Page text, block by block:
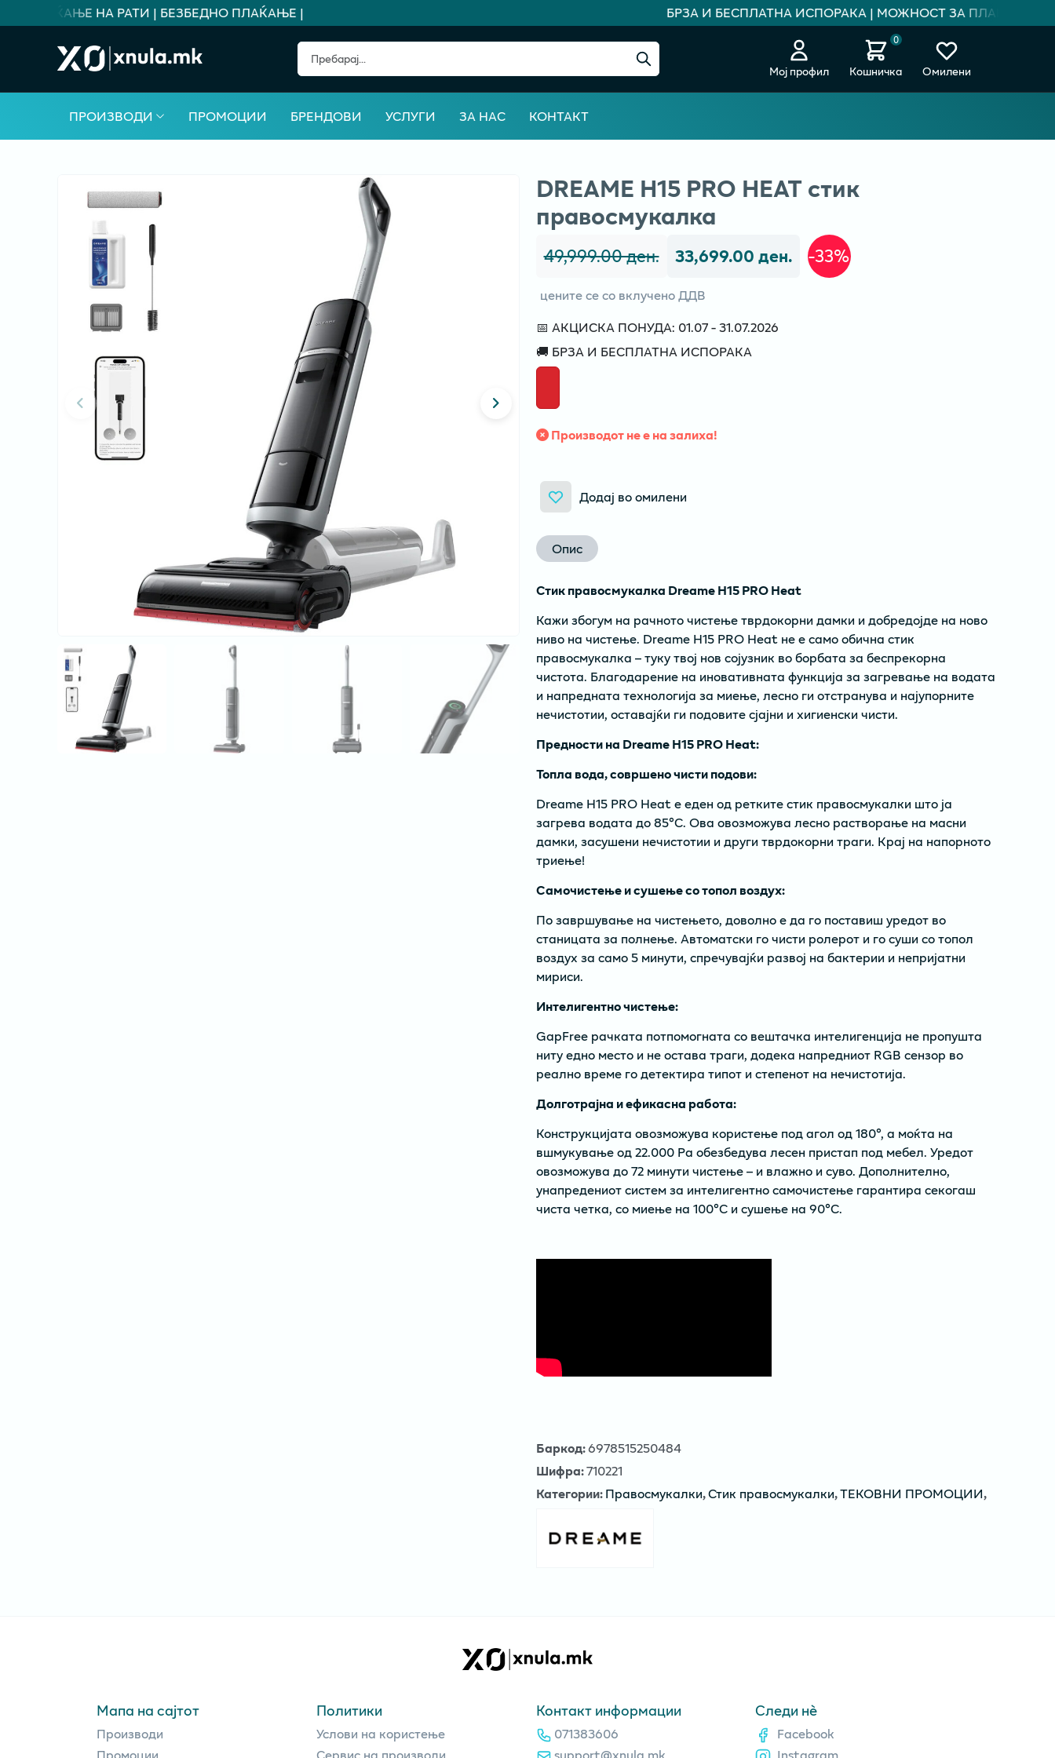
ПЛАЌАЊЕ НА РАТИ | БЕЗБЕДНО ПЛАЌАЊЕ | БРЗА И БЕСПЛАТНА ИСПОРАКА | МОЖНОСТ ЗА ПЛАЌАЊЕ НА
Мој профил
0
Кошничка Омилени
ПРОИЗВОДИ ПРОМОЦИИ БРЕНДОВИ УСЛУГИ ЗА НАС КОНТАКТ
DREAME H15 PRO HEAT стик
правосмукалка
49,999.00 ден. 33,699.00 ден. -33%
цените се со вклучено ДДВ
📅 АКЦИСКА ПОНУДА: 01.07 - 31.07.2026
🚚 БРЗА И БЕСПЛАТНА ИСПОРАКА
Производот не е на залиха!
Додај во омилени
Опис
Стик правосмукалка Dreame H15 PRO Heat
Кажи збогум на рачното чистење тврдокорни дамки и добредојде на ново
ниво на чистење. Dreame H15 PRO Heat не е само обична стик
правосмукалка – туку твој нов сојузник во борбата за беспрекорна
чистота. Благодарение на иновативната функција за загревање на водата
и напредната технологија за миење, лесно ги отстранува и најупорните
нечистотии, оставајќи ги подовите сјајни и хигиенски чисти.
Предности на Dreame H15 PRO Heat:
Топла вода, совршено чисти подови:
Dreame H15 PRO Heat е еден од ретките стик правосмукалки што ја
загрева водата до 85°C. Ова овозможува лесно растворање на масни
дамки, засушени нечистотии и други тврдокорни траги. Крај на напорното
триење!
Самочистење и сушење со топол воздух:
По завршување на чистењето, доволно е да го поставиш уредот во
станицата за полнење. Автоматски го чисти ролерот и го суши со топол
воздух за само 5 минути, спречувајќи развој на бактерии и непријатни
мириси.
Интелигентно чистење:
GapFree рачката потпомогната со вештачка интелигенција не пропушта
ниту едно место и не остава траги, додека напредниот RGB сензор во
реално време го детектира типот и степенот на нечистотија.
Долготрајна и ефикасна работа:
Конструкцијата овозможува користење под агол од 180°, а моќта на
вшмукување од 22.000 Pa обезбедува лесен пристап под мебел. Уредот
овозможува до 72 минути чистење – и влажно и суво. Дополнително,
унапредениот систем за интелигентно самочистење гарантира секогаш
чиста четка, со миење на 100°C и сушење на 90°C.
Баркод:6978515250484
Шифра:710221
Категории:Правосмукалки,Стик правосмукалки,ТЕКОВНИ ПРОМОЦИИ,
Мапа на сајтот
Производи
Политики
Услови на користење
Контакт информации
071383606
Следи нè
Facebook